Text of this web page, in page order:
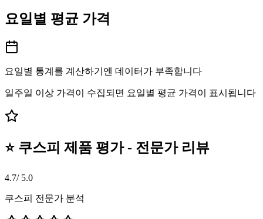
요일별 평균 가격
요일별 통계를 계산하기엔 데이터가 부족합니다
일주일 이상 가격이 수집되면 요일별 평균 가격이 표시됩니다
⭐ 쿠스피 제품 평가 - 전문가 리뷰
4.7/ 5.0
쿠스피 전문가 분석